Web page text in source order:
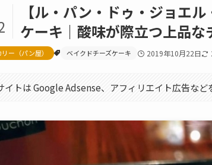
【ル・パン・ドゥ・ジョエ
ケーキ｜酸味が際立つ上品な
ー（パン屋） ベイクドチーズケーキ 2019年10月22日
イトは Google Adsense、アフィリエイト広告など